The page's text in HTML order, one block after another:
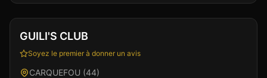
Club Sauna +6
GUILI'S CLUB
Soyez le premier à donner un avis
CARQUEFOU (44)